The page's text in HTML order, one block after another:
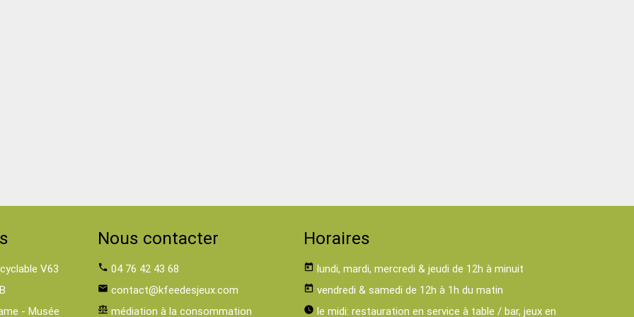
V63
- Musée
Nous contacter
phone 04 76 42 43 68
email contact@kfeedesjeux.com
balance médiation à la consommation
Horaires
today lundi, mardi, mercredi & jeudi de 12h à minuit
today vendredi & samedi de 12h à 1h du matin
watch_later le midi: restauration en service à table / bar, jeux en